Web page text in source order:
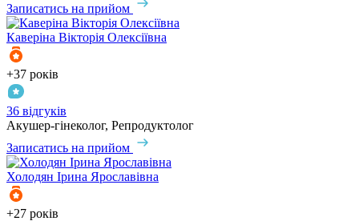
Записатись на прийом
Каверіна Вікторія Олексіївна
+37 років
36 відгуків
Акушер-гінеколог, Репродуктолог
Записатись на прийом
Холодян Ірина Ярославівна
+27 років